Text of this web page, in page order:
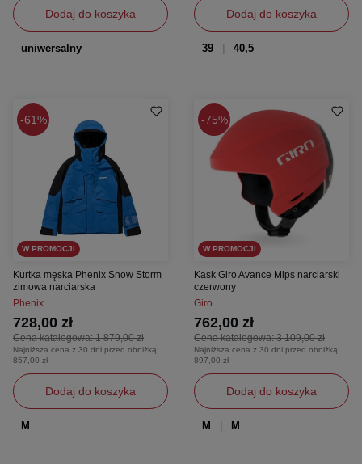
Dodaj do koszyka
uniwersalny
Dodaj do koszyka
39 40,5
61%
W PROMOCJI
Kurtka męska Phenix Snow Storm
zimowa narciarska
Phenix
Cena katalogowa:1 879,00 zł
728,00 zł
Najniższa cena z 30 dni przed obniżką:
857,00 zł
Dodaj do koszyka
M
75%
W PROMOCJI
Kask Giro Avance Mips narciarski
czerwony
Giro
Cena katalogowa:3 109,00 zł
762,00 zł
Najniższa cena z 30 dni przed obniżką:
897,00 zł
Dodaj do koszyka
M M